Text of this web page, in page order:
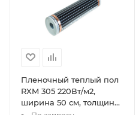
Пленочный теплый пол
RXM 305 220Вт/м2,
ширина 50 см, толщина